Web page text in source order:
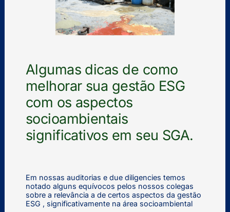
Algumas dicas de como
melhorar sua gestão ESG
com os aspectos
socioambientais
significativos em seu SGA.
Em nossas auditorias e due diligencies temos
notado alguns equívocos pelos nossos colegas
sobre a relevância a de certos aspectos da gestão
ESG , significativamente na área socioambiental